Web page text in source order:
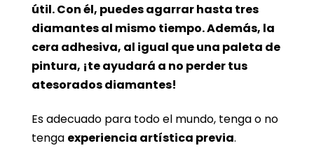
útil. Con él, puedes agarrar hasta tres
diamantes al mismo tiempo. Además, la
cera adhesiva, al igual que una paleta de
pintura, ¡te ayudará a no perder tus
atesorados diamantes!
Es adecuado para todo el mundo, tenga o no
tenga experiencia artística previa.